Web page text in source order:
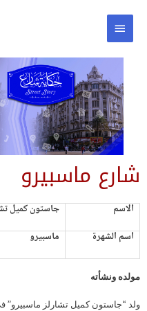
شارع ماسبيرو
الاسم
جاستون كميل
اسم الشهرة
ماسبيرو
مولده ونشأته